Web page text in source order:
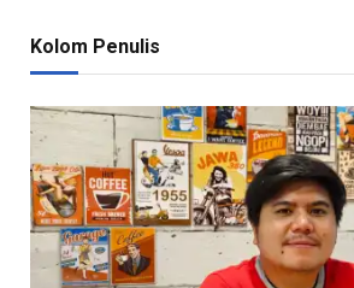
Kolom Penulis